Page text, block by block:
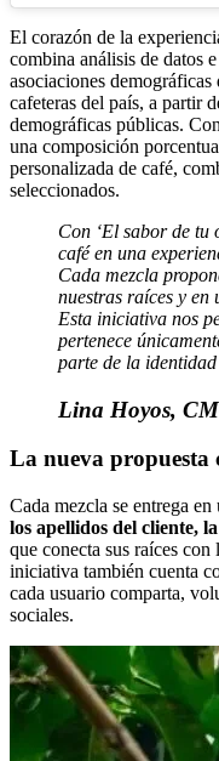
El corazón de la
combina análisis de datos e
asociaciones
cafeteras del país, a partir
demográficas públicas.
una composición
personalizada de café,
seleccionados.
Con ‘El sabor de tu
café en una
Cada mezcla
nuestras raíces y
Esta iniciativa nos
pertenece
parte de la
Lina Hoyos,
La nueva
Cada mezcla se entrega
los apellidos del cliente,
que conecta sus raíces
iniciativa también cuenta
cada usuario comparta,
sociales.